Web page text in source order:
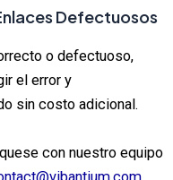
Defectuosos
o defectuoso,
el error y
sin costo adicional.
con nuestro equipo
,